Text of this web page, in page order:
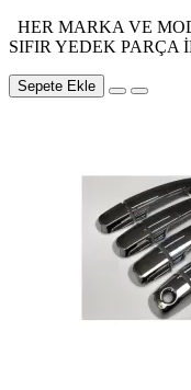
HER MARKA VE
SIFIR YEDEK
Sepete Ekle